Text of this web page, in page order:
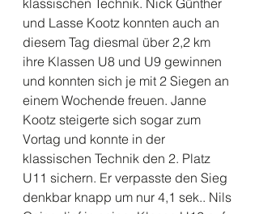
klassischen Technik. Nick Günther
und Lasse Kootz konnten auch an
diesem Tag diesmal über 2,2 km
ihre Klassen U8 und U9 gewinnen
und konnten sich je mit 2 Siegen an
einem Wochende freuen. Janne
Kootz steigerte sich sogar zum
Vortag und konnte in der
klassischen Technik den 2. Platz
U11 sichern. Er verpasste den Sieg
denkbar knapp um nur 4,1 sek.. Nils